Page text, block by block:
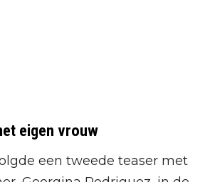
eigen vrouw
een tweede teaser met